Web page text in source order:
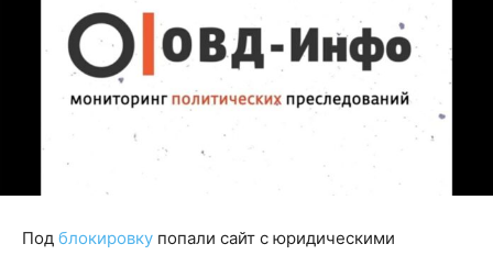
Под блокировку попали сайт с юридическими